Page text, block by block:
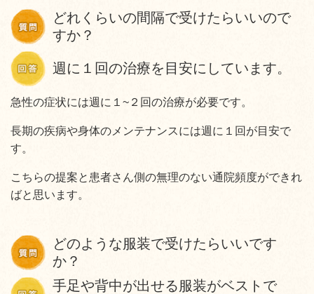
どれくらいの間隔で受けたらいいので
すか？
週に１回の治療を目安にしています。
急性の症状には週に１~２回の治療が必要です。
長期の疾病や身体のメンテナンスには週に１回が目安で
す。
こちらの提案と患者さん側の無理のない通院頻度ができれ
ばと思います。
どのような服装で受けたらいいです
か？
手足や背中が出せる服装がベストで